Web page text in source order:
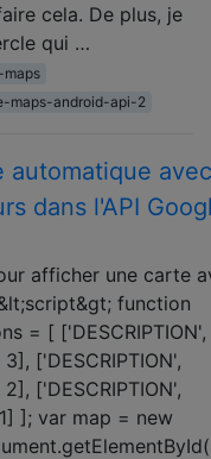
cela. De plus, je
qui …
maps
maps-android-api-2
automatique avec
dans l'API
afficher une carte
function
= [ ['DESCRIPTION',
['DESCRIPTION',
['DESCRIPTION',
]; var map = new